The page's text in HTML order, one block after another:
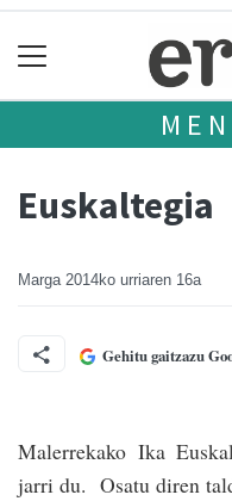
Euskaltegia
Marga 2014ko urriaren 16a
Gehitu gaitzazu
Malerrekako Ika
jarri du. Osatu diren